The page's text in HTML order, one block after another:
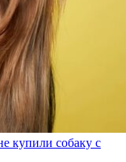
купили собаку с